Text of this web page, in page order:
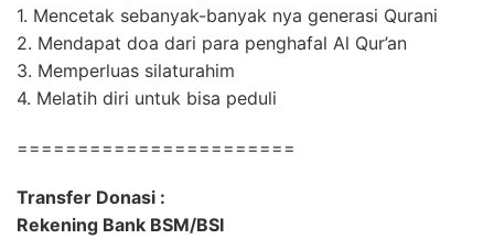
1. Mencetak sebanyak-banyak nya generasi Qurani
2. Mendapat doa dari para penghafal Al Qur’an
3. Memperluas silaturahim
4. Melatih diri untuk bisa peduli
=======================
Transfer Donasi :
Rekening Bank BSM/BSI